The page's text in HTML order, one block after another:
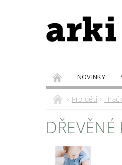
NOVINKY
PRODÁVANÉ ZNAČKY
Pro děti